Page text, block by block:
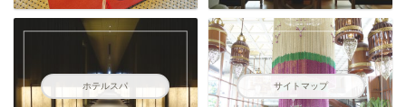
ホテルスパ サイトマップ